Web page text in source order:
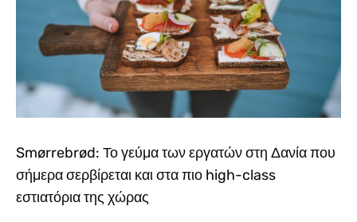
Smørrebrød: Το γεύμα των εργατών στη Δανία που
σήμερα σερβίρεται και στα πιο high-class
εστιατόρια της χώρας